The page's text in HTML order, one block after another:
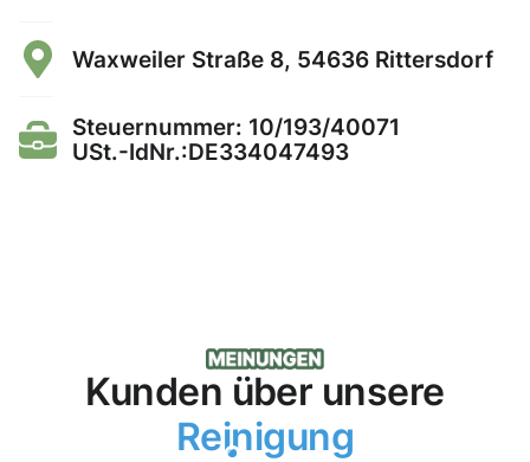
Waxweiler Straße 8, 54636 Rittersdorf
Steuernummer: 10/193/40071
USt.-IdNr.:DE334047493
Kunden über unsere
Reinigung